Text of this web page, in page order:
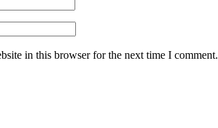
in this browser for the next time I comment.